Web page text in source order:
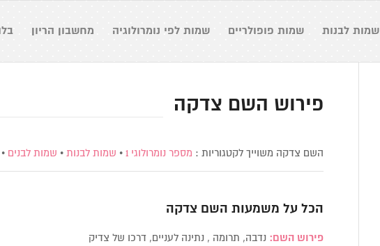
שמות לבנות שמות פופולריים שמות לפי נומרולוגיה מחשבון הריון
פירוש השם צדקה
השם צדקה משוייך לקטגוריות : מספר נומרולוגי 1 • שמות לבנות • שמות לבנים •
הכל על משמעות השם צדקה
פירוש השם: נדבה, תרומה , נתינה לעניים, דרכו של צדיק